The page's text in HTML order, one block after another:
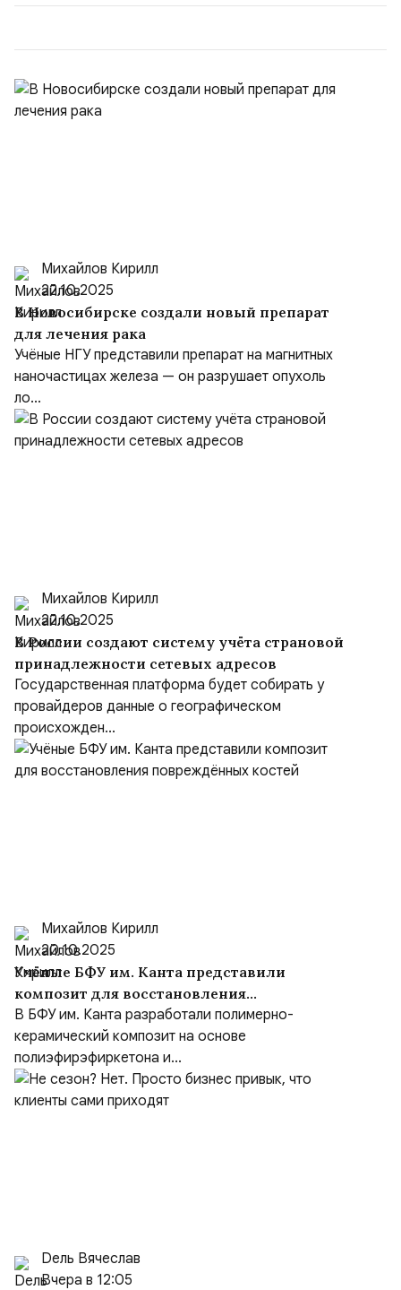
50/50. Стало: Новое соглашение закрепляет за
Михайлов Кирилл
22.10.2025
В Новосибирске создали новый препарат
для лечения рака
Учёные НГУ представили препарат на магнитных
наночастицах железа — он разрушает опухоль
ло...
Михайлов Кирилл
22.10.2025
В России создают систему учёта страновой
принадлежности сетевых адресов
Государственная платформа будет собирать у
провайдеров данные о географическом
происхожден...
Михайлов Кирилл
20.10.2025
Учёные БФУ им. Канта представили
композит для восстановления
повреждённых костей
В БФУ им. Канта разработали полимерно-
керамический композит на основе
полиэфирэфиркетона и...
Dель Вячеслав
Вчера в 12:05